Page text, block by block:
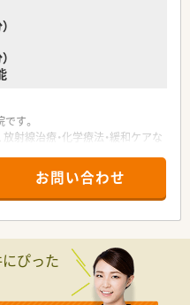
す。
射線治療・化学療法・緩和ケアな
お問い合わせ
ぴった